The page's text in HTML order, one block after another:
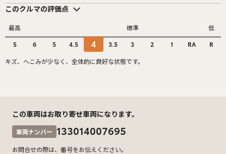
このクルマの評価点
最高 標準 低
S 6 5 4.5 4 3.5 3 2 1 RA R
キズ、へこみが少なく、全体的に良好な状態です。
この車両はお取り寄せ車両になります。
車両ナンバー 133014007695
お問合せの際は、番号をお伝えください。